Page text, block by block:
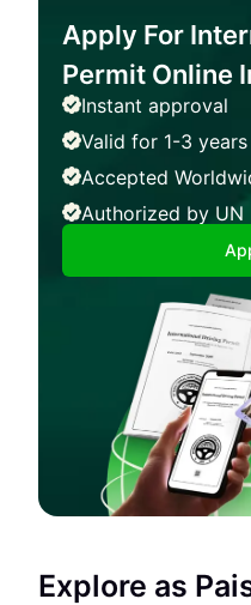
Apply For
Permit Online
Instant approval
Valid for 1-3 years
Accepted
Authorized by UN
Explore as